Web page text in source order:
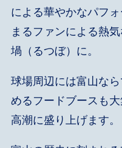
による華やかなパフ
まるファンによる熱
堝（るつぼ）に。
球場周辺には富山な
めるフードブースも
高潮に盛り上げます。